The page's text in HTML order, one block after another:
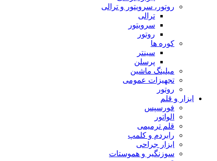
روتور، سرویتور و ترالی
ترالی
سرویتور
روتور
کوره ها
سینتر
پرسلن
میلینگ ماشین
تجهیزات عمومی
روتور
ابزار و قلم
فورسپس
الواتور
قلم ترمیمی
رابردم و کلمپ
ابزار جراحی
سوزنگیر و هموستات